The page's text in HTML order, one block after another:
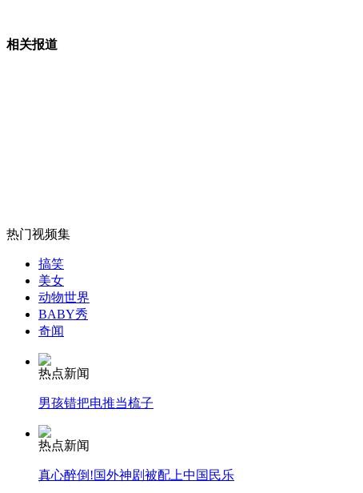
女孩北京地铁殴打老人 痛下狠手拳打脚踢
无痛分娩是否安全 医生回应
外交部：反对强权政治霸凌主义
外交部：有关国家言论片面不公正
相关报道
热门视频集
搞笑
美女
动物世界
BABY秀
奇闻
热点新闻
男孩错把电推当梳子
热点新闻
真心醉倒!国外神剧被配上中国民乐